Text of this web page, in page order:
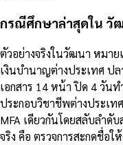
กรณีศึกษาล่าสุดใน วั
ตัวอย่างจริงในวัฒนา หมา
เงินบำนาญต่างประเทศ ป
เอกสาร 14 หน้า ปิด 4 วัน
ประกอบวิชาชีพต่างประเท
MFA เดียวกันโดยสลับลำ
จริง คือ ตรวจการสะกดชื่อ